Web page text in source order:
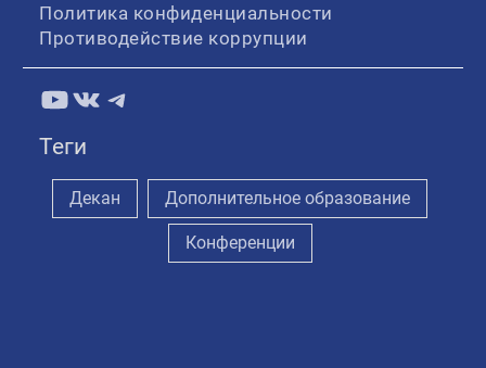
Политика конфиденциальности
Противодействие коррупции
YouTube
ВКонтакте
Telegram
Теги
Декан Дополнительное образование
Конференции